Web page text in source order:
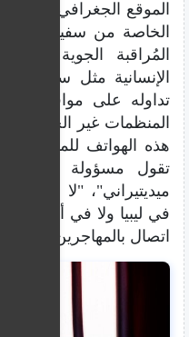
الموقع الجغرافي
الخاصة من سفينة أوشن
المُراقبة الجوية التي
الإنسانية مثل سي
تداوله على مواقع
المنظمات غير
هذه الهواتف
تقول مسؤولة
ميديتيراني"، "لا نتواصل
في ليبيا ولا في أي مكان
اتصال بالمهاجرين".